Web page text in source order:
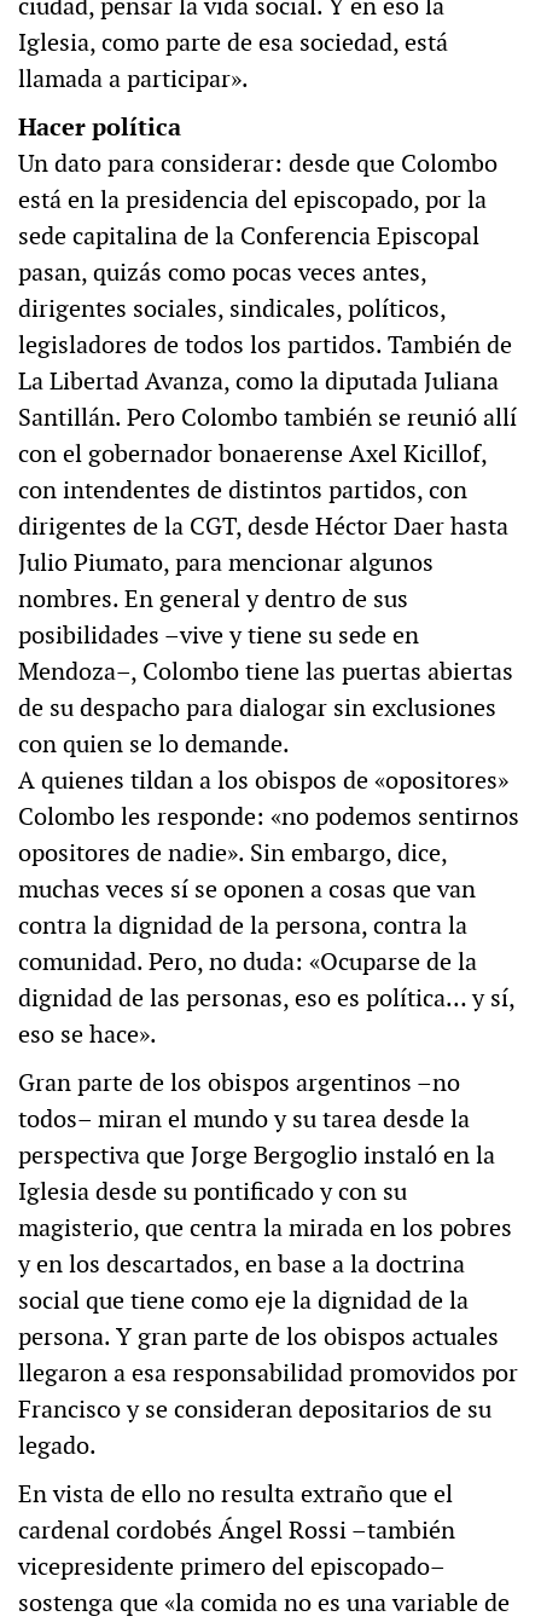
Iglesia, como parte de esa sociedad, está
llamada a participar».
Hacer política
Un dato para considerar: desde que Colombo
está en la presidencia del episcopado, por la
sede capitalina de la Conferencia Episcopal
pasan, quizás como pocas veces antes,
dirigentes sociales, sindicales, políticos,
legisladores de todos los partidos. También de
La Libertad Avanza, como la diputada Juliana
Santillán. Pero Colombo también se reunió allí
con el gobernador bonaerense Axel Kicillof,
con intendentes de distintos partidos, con
dirigentes de la CGT, desde Héctor Daer hasta
Julio Piumato, para mencionar algunos
nombres. En general y dentro de sus
posibilidades –vive y tiene su sede en
Mendoza–, Colombo tiene las puertas abiertas
de su despacho para dialogar sin exclusiones
con quien se lo demande.
A quienes tildan a los obispos de «opositores»
Colombo les responde: «no podemos sentirnos
opositores de nadie». Sin embargo, dice,
muchas veces sí se oponen a cosas que van
contra la dignidad de la persona, contra la
comunidad. Pero, no duda: «Ocuparse de la
dignidad de las personas, eso es política… y sí,
eso se hace».
Gran parte de los obispos argentinos –no
todos– miran el mundo y su tarea desde la
perspectiva que Jorge Bergoglio instaló en la
Iglesia desde su pontificado y con su
magisterio, que centra la mirada en los pobres
y en los descartados, en base a la doctrina
social que tiene como eje la dignidad de la
persona. Y gran parte de los obispos actuales
llegaron a esa responsabilidad promovidos por
Francisco y se consideran depositarios de su
legado.
En vista de ello no resulta extraño que el
cardenal cordobés Ángel Rossi –también
vicepresidente primero del episcopado–
sostenga que «la comida no es una variable de